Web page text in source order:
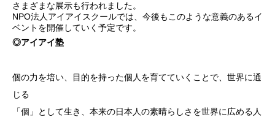
さまざまな展示も行われました。
NPO法人アイアイスクールでは、今後もこのような意義のあるイ
ベントを開催していく予定です。
◎アイアイ塾
個の力を培い、目的を持った個人を育てていくことで、世界に通
じる
「個」として生き、本来の日本人の素晴らしさを世界に広める人